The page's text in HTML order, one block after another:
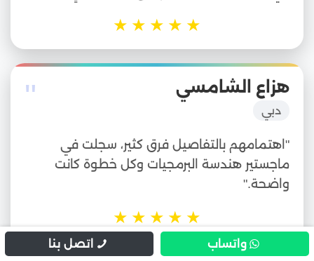
★
★
★
★
★
" هزاع الشامسي
دبي
"اهتمامهم بالتفاصيل فرق كثير، سجلت في
ماجستير هندسة البرمجيات وكل خطوة كانت
واضحة."
★
★
★
★
★
واتساب اتصل بنا